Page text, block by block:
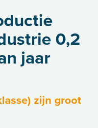
0,2
jaar
zijn groot